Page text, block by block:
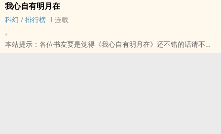
我心自有明月在
科幻 / 排行榜
连载
。
本站提示：各位书友要是觉得《我心自有明月在》还不错的话请不要